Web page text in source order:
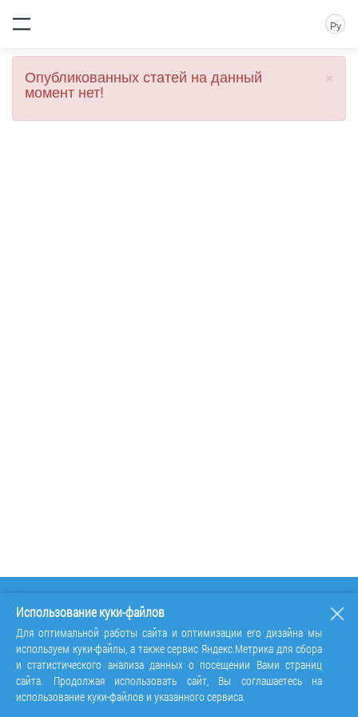
Ру
×
Опубликованных статей на данный
момент нет!
Использование куки-файлов
Для оптимальной работы сайта и оптимизации его дизайна мы
используем куки-файлы, а также сервис Яндекс.Метрика для сбора
и статистического анализа данных о посещении Вами страниц
сайта. Продолжая использовать сайт, Вы соглашаетесь на
использование куки-файлов и указанного сервиса.